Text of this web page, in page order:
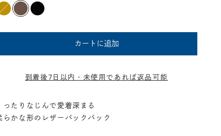
タン ミディアムブラウン
ブラック
カートに追加
到着後7日以内・未使用であれば返品可能
ったりなじんで愛着深まる
らかな形のレザーバックパック